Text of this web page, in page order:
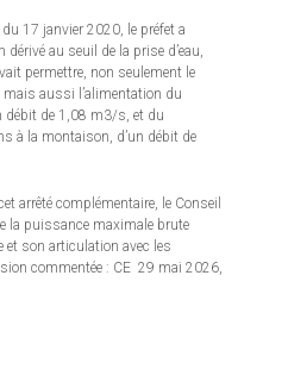
17 janvier 2020, le préfet a
au seuil de la prise d’eau,
permettre, non seulement le
aussi l’alimentation du
débit de 1,08 m3/s, et du
à la montaison, d’un débit de
arrêté complémentaire, le Conseil
la puissance maximale brute
et son articulation avec les
commentée : CE 29 mai 2026,